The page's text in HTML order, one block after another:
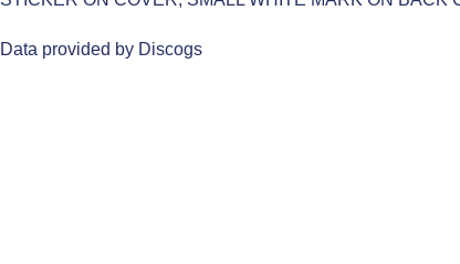
Data provided by Discogs